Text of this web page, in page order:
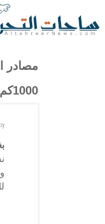
مصادر
1000كم هي التي ضربت معسكر آمرلي
by